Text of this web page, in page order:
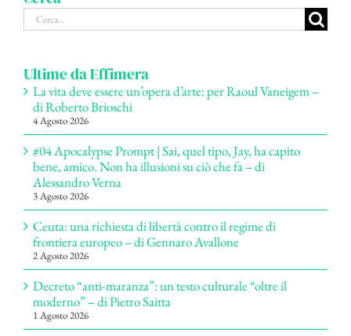
Cerca
per:
Ultime da Effimera
La vita deve essere un’opera d’arte: per Raoul Vaneigem –
di Roberto Brioschi
4 Agosto 2026
#04 Apocalypse Prompt | Sai, quel tipo, Jay, ha capito
bene, amico. Non ha illusioni su ciò che fa – di
Alessandro Verna
3 Agosto 2026
Ceuta: una richiesta di libertà contro il regime di
frontiera europeo – di Gennaro Avallone
2 Agosto 2026
Decreto “anti-maranza”: un testo culturale “oltre il
moderno” – di Pietro Saitta
1 Agosto 2026